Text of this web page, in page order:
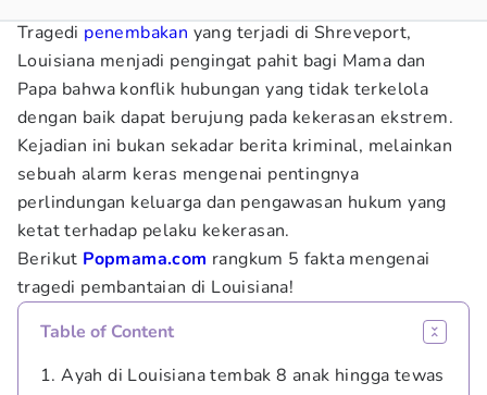
Tragedi penembakan yang terjadi di Shreveport,
Louisiana menjadi pengingat pahit bagi Mama dan
Papa bahwa konflik hubungan yang tidak terkelola
dengan baik dapat berujung pada kekerasan ekstrem.
Kejadian ini bukan sekadar berita kriminal, melainkan
sebuah alarm keras mengenai pentingnya
perlindungan keluarga dan pengawasan hukum yang
ketat terhadap pelaku kekerasan.
Berikut Popmama.com rangkum 5 fakta mengenai
tragedi pembantaian di Louisiana!
Table of Content
1. Ayah di Louisiana tembak 8 anak hingga tewas